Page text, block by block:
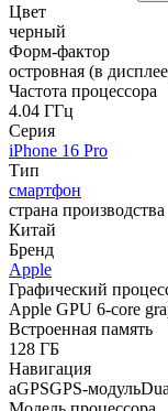
Цвет
черный
Форм-фактор
островная (в
Частота процессора
4.04 ГГц
Серия
iPhone 16 Pro
Тип
смартфон
страна производства
Китай
Бренд
Apple
Графический
Apple GPU 6-core
Встроенная память
128 ГБ
Навигация
aGPSGPS-